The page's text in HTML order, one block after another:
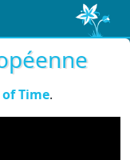
Time.